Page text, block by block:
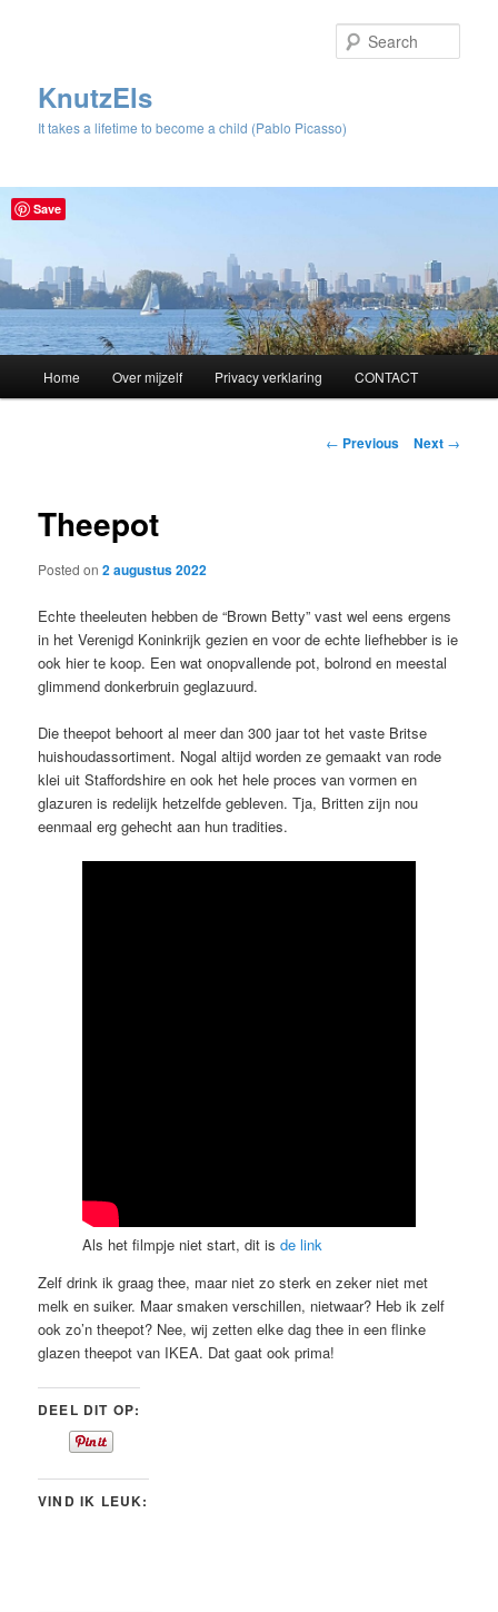
KnutzEls
It takes a lifetime to become a child (Pablo Picasso)
Skip
content
Home Over mijzelf Privacy verklaring CONTACT
Post
← Previous Next →
Theepot
Posted on2 augustus 2022
Echte theeleuten hebben de “Brown Betty” vast wel eens ergens
in het Verenigd Koninkrijk gezien en voor de echte liefhebber is ie
ook hier te koop. Een wat onopvallende pot, bolrond en meestal
glimmend donkerbruin geglazuurd.
Die theepot behoort al meer dan 300 jaar tot het vaste Britse
huishoudassortiment. Nogal altijd worden ze gemaakt van rode
klei uit Staffordshire en ook het hele proces van vormen en
glazuren is redelijk hetzelfde gebleven. Tja, Britten zijn nou
eenmaal erg gehecht aan hun tradities.
Als het filmpje niet start, dit isde link
Zelf drink ik graag thee, maar niet zo sterk en zeker niet met
melk en suiker. Maar smaken verschillen, nietwaar? Heb ik zelf
ook zo’n theepot? Nee, wij zetten elke dag thee in een flinke
glazen theepot van IKEA. Dat gaat ook prima!
DEEL DIT OP:
VIND IK LEUK:
Save